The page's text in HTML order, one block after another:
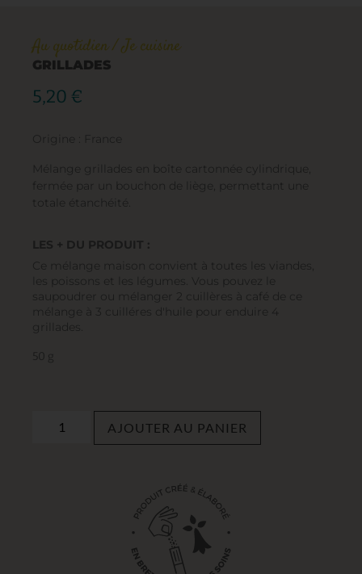
Au quotidien/Je cuisine
GRILLADES
5,20 €
Origine : France
Mélange grillades en boîte cartonnée cylindrique,
fermée par un bouchon de liège, permettant une
totale étanchéité.
LES + DU PRODUIT :
Ce mélange maison convient à toutes les viandes,
les poissons et les légumes. Vous pouvez le
saupoudrer ou mélanger 2 cuillères à café de ce
mélange à 3 cuilléres d'huile pour enduire 4
grillades.
50 g
AJOUTER AU PANIER